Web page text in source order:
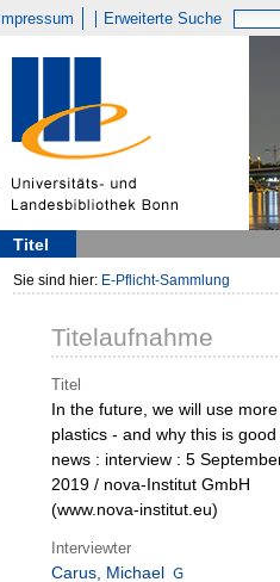
Impressum Erweiterte Suche
Titel
Sie sind hier: E-Pflicht-Sammlung
Titelaufnahme
Titel
In the future, we will use more
plastics - and why this is good
news : interview : 5
2019 / nova-Institut GmbH
(www.nova-institut.eu)
Interviewter
Carus, Michael